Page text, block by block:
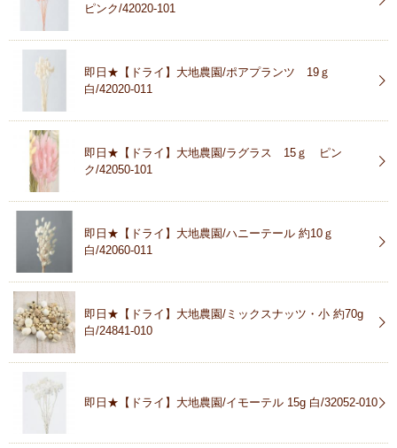
ピンク/42020-101
即日★【ドライ】大地農園/ポアプランツ 19ｇ
白/42020-011
即日★【ドライ】大地農園/ラグラス 15ｇ ピン
ク/42050-101
即日★【ドライ】大地農園/ハニーテール 約10ｇ
白/42060-011
即日★【ドライ】大地農園/ミックスナッツ・小 約70g
白/24841-010
即日★【ドライ】大地農園/イモーテル 15g 白/32052-010